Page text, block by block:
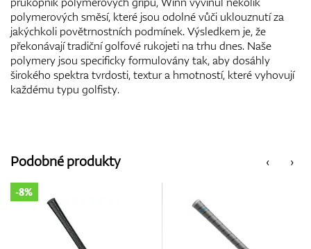
polymerových směsí, které jsou odolné vůči uklouznutí za
jakýchkoli povětrnostních podmínek. Výsledkem je, že
překonávají tradiční golfové rukojeti na trhu dnes. Naše
polymery jsou specificky formulovány tak, aby dosáhly
širokého spektra tvrdosti, textur a hmotností, které vyhovují
každému typu golfisty.
‹
Podobné produkty ›